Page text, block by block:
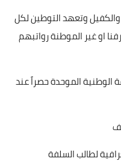
والكفيل وتعهد التوطين لكل
او غير الموطنة رواتبهم
الوطنية الموحدة حصراً عند